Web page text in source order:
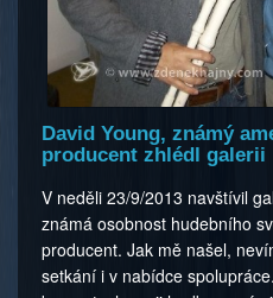
David Young, známý
producent zhlédl galerii
V neděli 23/9/2013 navštívil
známá osobnost hudebního
producent. Jak mě našel,
setkání i v nabídce